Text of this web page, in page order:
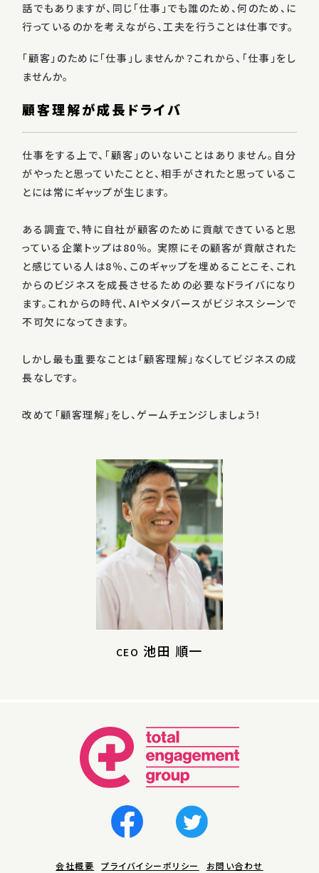
話でもありますが、同じ「仕事」でも誰のため、何のため、に
行っているのかを考えながら、工夫を行うことは仕事です。
「顧客」のために「仕事」しませんか？これから、「仕事」をし
ませんか。
顧客理解が成長ドライバ
仕事をする上で、「顧客」のいないことはありません。自分
がやったと思っていたことと、相手がされたと思っているこ
とには常にギャップが生じます。
ある調査で、特に自社が顧客のために貢献できていると思
っている企業トップは80％。 実際にその顧客が貢献された
と感じている人は8％、このギャップを埋めることこそ、これ
からのビジネスを成長させるための必要なドライバになり
ます。これからの時代、AIやメタバースがビジネスシーンで
不可欠になってきます。
しかし最も重要なことは「顧客理解」なくしてビジネスの成
長なしです。
改めて「顧客理解」をし、ゲームチェンジしましょう！
CEO 池田 順一
会社概要 プライバイシーポリシー お問い合わせ